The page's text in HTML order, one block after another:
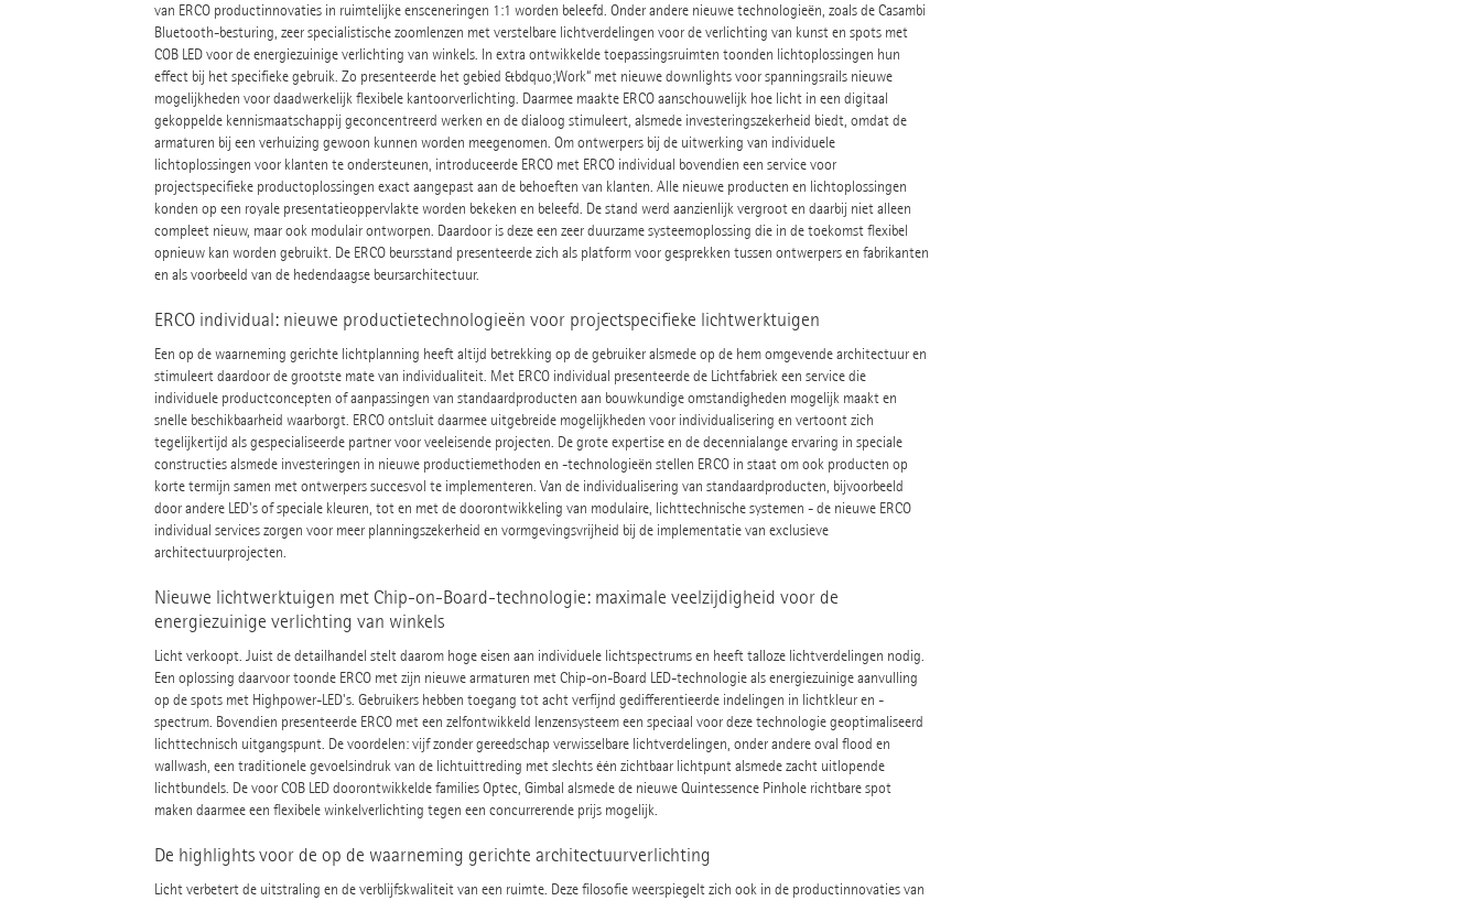
van ERCO productinnovaties in ruimtelijke ensceneringen 1:1 worden beleefd. Onder andere nieuwe technologieën, zoals de Casambi
Bluetooth-besturing, zeer specialistische zoomlenzen met verstelbare lichtverdelingen voor de verlichting van kunst en spots met
COB LED voor de energiezuinige verlichting van winkels. In extra ontwikkelde toepassingsruimten toonden lichtoplossingen hun
effect bij het specifieke gebruik. Zo presenteerde het gebied &bdquo;Work“ met nieuwe downlights voor spanningsrails nieuwe
mogelijkheden voor daadwerkelijk flexibele kantoorverlichting. Daarmee maakte ERCO aanschouwelijk hoe licht in een digitaal
gekoppelde kennismaatschappij geconcentreerd werken en de dialoog stimuleert, alsmede investeringszekerheid biedt, omdat de
armaturen bij een verhuizing gewoon kunnen worden meegenomen. Om ontwerpers bij de uitwerking van individuele
lichtoplossingen voor klanten te ondersteunen, introduceerde ERCO met ERCO individual bovendien een service voor
projectspecifieke productoplossingen exact aangepast aan de behoeften van klanten. Alle nieuwe producten en lichtoplossingen
konden op een royale presentatieoppervlakte worden bekeken en beleefd. De stand werd aanzienlijk vergroot en daarbij niet alleen
compleet nieuw, maar ook modulair ontworpen. Daardoor is deze een zeer duurzame systeemoplossing die in de toekomst flexibel
opnieuw kan worden gebruikt. De ERCO beursstand presenteerde zich als platform voor gesprekken tussen ontwerpers en fabrikanten
en als voorbeeld van de hedendaagse beursarchitectuur.
ERCO individual: nieuwe productietechnologieën voor projectspecifieke lichtwerktuigen
Een op de waarneming gerichte lichtplanning heeft altijd betrekking op de gebruiker alsmede op de hem omgevende architectuur en
stimuleert daardoor de grootste mate van individualiteit. Met ERCO individual presenteerde de Lichtfabriek een service die
individuele productconcepten of aanpassingen van standaardproducten aan bouwkundige omstandigheden mogelijk maakt en
snelle beschikbaarheid waarborgt. ERCO ontsluit daarmee uitgebreide mogelijkheden voor individualisering en vertoont zich
tegelijkertijd als gespecialiseerde partner voor veeleisende projecten. De grote expertise en de decennialange ervaring in speciale
constructies alsmede investeringen in nieuwe productiemethoden en -technologieën stellen ERCO in staat om ook producten op
korte termijn samen met ontwerpers succesvol te implementeren. Van de individualisering van standaardproducten, bijvoorbeeld
door andere LED's of speciale kleuren, tot en met de doorontwikkeling van modulaire, lichttechnische systemen - de nieuwe ERCO
individual services zorgen voor meer planningszekerheid en vormgevingsvrijheid bij de implementatie van exclusieve
architectuurprojecten.
Nieuwe lichtwerktuigen met Chip-on-Board-technologie: maximale veelzijdigheid voor de
energiezuinige verlichting van winkels
Licht verkoopt. Juist de detailhandel stelt daarom hoge eisen aan individuele lichtspectrums en heeft talloze lichtverdelingen nodig.
Een oplossing daarvoor toonde ERCO met zijn nieuwe armaturen met Chip-on-Board LED-technologie als energiezuinige aanvulling
op de spots met Highpower-LED's. Gebruikers hebben toegang tot acht verfijnd gedifferentieerde indelingen in lichtkleur en -
spectrum. Bovendien presenteerde ERCO met een zelfontwikkeld lenzensysteem een speciaal voor deze technologie geoptimaliseerd
lichttechnisch uitgangspunt. De voordelen: vijf zonder gereedschap verwisselbare lichtverdelingen, onder andere oval flood en
wallwash, een traditionele gevoelsindruk van de lichtuittreding met slechts één zichtbaar lichtpunt alsmede zacht uitlopende
lichtbundels. De voor COB LED doorontwikkelde families Optec, Gimbal alsmede de nieuwe Quintessence Pinhole richtbare spot
maken daarmee een flexibele winkelverlichting tegen een concurrerende prijs mogelijk.
De highlights voor de op de waarneming gerichte architectuurverlichting
Licht verbetert de uitstraling en de verblijfskwaliteit van een ruimte. Deze filosofie weerspiegelt zich ook in de productinnovaties van